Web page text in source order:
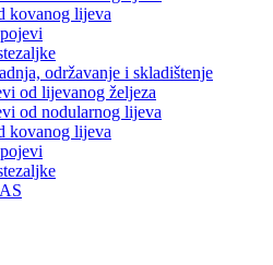
kovanog lijeva
održavanje i skladištenje
od lijevanog željeza
od nodularnog lijeva
kovanog lijeva